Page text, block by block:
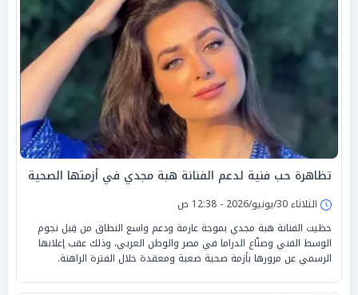
تظاهرة حب فنية لدعم الفنانة هبة مجدي في أزمتها الصحية
الثلاثاء 30/يونيو/2026 - 12:38 ص
حظيت الفنانة هبة مجدي بموجة عارمة ودعم واسع النطاق من قِبل نجوم
الوسط الفني وصنّاع الدراما في مصر والوطن العربي، وذلك عقب إعلانها
الرسمي عن مرورها بأزمة صحية صعبة ومعقدة خلال الفترة الراهنة.